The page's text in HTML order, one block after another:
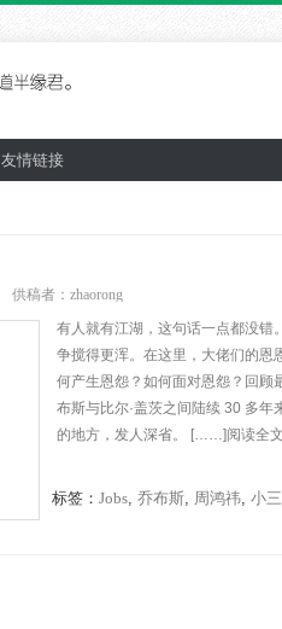
友情链接
供稿者： zhaorong
有人就有江湖，这句话一点都没错
争搅得更浑。在这里，大佬们的恩
何产生恩怨？如何面对恩怨？回顾
布斯与比尔·盖茨之间陆续 30 多
的地方，发人深省。 [……]阅读全文
标签： Jobs, 乔布斯, 周鸿祎, 小